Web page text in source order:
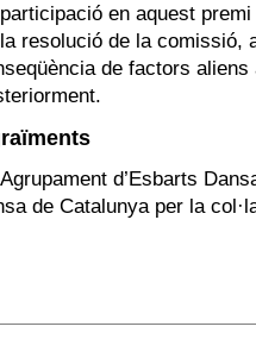
en aquest
resolució de la comissió,
de factors aliens
d’Esbarts
de Catalunya per la